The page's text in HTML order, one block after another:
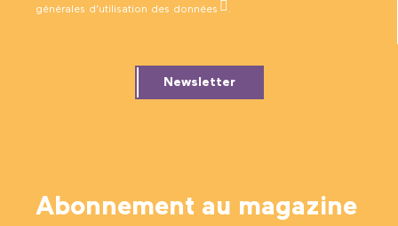
générales d’utilisation des données .
Newsletter
Abonnement au magazine